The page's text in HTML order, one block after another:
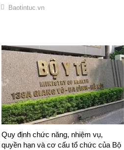
Baotintuc.vn
Quy định chức năng, nhiệm vụ,
quyền hạn và cơ cấu tổ chức của Bộ